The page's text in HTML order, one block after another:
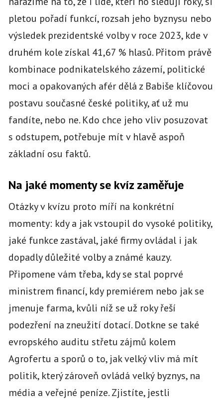
pletou pořadí funkcí, rozsah jeho byznysu nebo
výsledek prezidentské volby v roce 2023, kde v
druhém kole získal 41,67 % hlasů. Přitom právě
kombinace podnikatelského zázemí, politické
moci a opakovaných afér dělá z Babiše klíčovou
postavu současné české politiky, ať už mu
fandíte, nebo ne. Kdo chce jeho vliv posuzovat
s odstupem, potřebuje mít v hlavě aspoň
základní osu faktů.
Na jaké momenty se kvíz zaměřuje
Otázky v kvízu proto míří na konkrétní
momenty: kdy a jak vstoupil do vysoké politiky,
jaké funkce zastával, jaké firmy ovládal i jak
dopadly důležité volby a známé kauzy.
Připomene vám třeba, kdy se stal poprvé
ministrem financí, kdy premiérem nebo jak se
jmenuje farma, kvůli níž se už roky řeší
podezření na zneužití dotací. Dotkne se také
evropského auditu střetu zájmů kolem
Agrofertu a sporů o to, jak velký vliv má mít
politik, který zároveň ovládá velký byznys, na
média a veřejné peníze. Zjistíte, jestli